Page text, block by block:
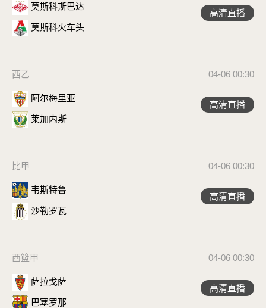
莫斯科斯巴达
莫斯科火车头
高清直播
西乙 04-06 00:30
阿尔梅里亚
莱加内斯
高清直播
比甲 04-06 00:30
韦斯特鲁
沙勒罗瓦
高清直播
西篮甲 04-06 00:30
萨拉戈萨
巴塞罗那
高清直播